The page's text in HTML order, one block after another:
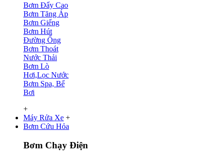
Bơm Đẩy Cao
Bơm Tăng Áp
Bơm Giếng
Bơm Hút
Đường Ống
Bơm Thoát
Nước Thải
Bơm Lò
Hơi,Lọc Nước
Bơm Spa, Bể
Bơi
+
Máy Rửa Xe +
Bơm Cứu Hỏa
Bơm Chạy Điện